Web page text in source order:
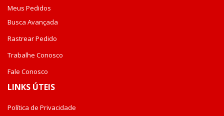
Meus Pedidos
Busca Avançada
Rastrear Pedido
Trabalhe Conosco
Fale Conosco
LINKS ÚTEIS
Política de Privacidade